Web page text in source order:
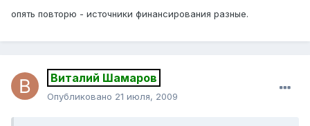
опять повторю - источники финансирования разные.
Виталий Шамаров
Опубликовано 21 июля, 2009